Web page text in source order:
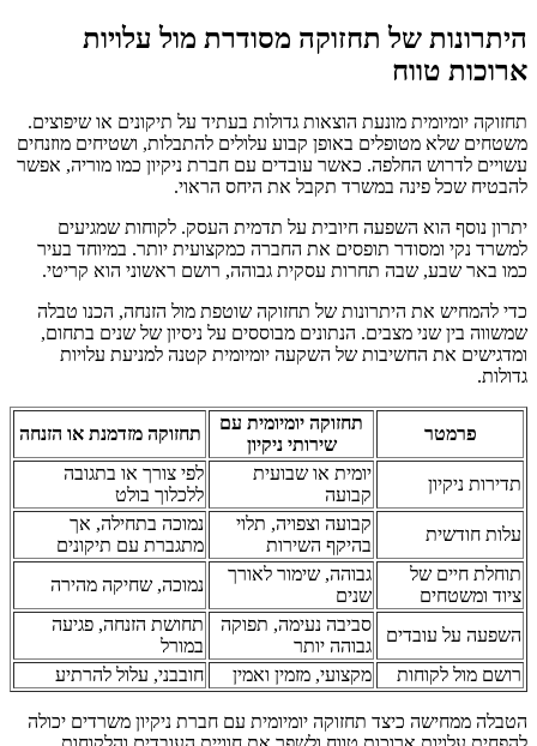
היתרונות של תחזוקה מסודרת מול עלויות
ארוכות טווח
תחזוקה יומיומית מונעת הוצאות גדולות בעתיד על תיקונים או שיפוצים.
משטחים שלא מטופלים באופן קבוע עלולים להתבלות, ושטיחים מוזנחים
עשויים לדרוש החלפה. כאשר עובדים עם חברת ניקיון כמו מוריה, אפשר
להבטיח שכל פינה במשרד תקבל את היחס הראוי.
יתרון נוסף הוא השפעה חיובית על תדמית העסק. לקוחות שמגיעים
למשרד נקי ומסודר תופסים את החברה כמקצועית יותר. במיוחד בעיר
כמו באר שבע, שבה תחרות עסקית גבוהה, רושם ראשוני הוא קריטי.
כדי להמחיש את היתרונות של תחזוקה שוטפת מול הזנחה, הכנו טבלה
שמשווה בין שני מצבים. הנתונים מבוססים על ניסיון של שנים בתחום,
ומדגישים את החשיבות של השקעה יומיומית קטנה למניעת עלויות
גדולות.
פרמטר
תחזוקה יומיומית עם
שירותי ניקיון
תחזוקה מזדמנת או הזנחה
תדירות ניקיון
יומית או שבועית
קבועה
לפי צורך או בתגובה
ללכלוך בולט
עלות חודשית
קבועה וצפויה, תלוי
בהיקף השירות
נמוכה בתחילה, אך
מתגברת עם תיקונים
תוחלת חיים של
ציוד ומשטחים
גבוהה, שימור לאורך
שנים
נמוכה, שחיקה מהירה
השפעה על עובדים
סביבה נעימה, תפוקה
גבוהה יותר
תחושת הזנחה, פגיעה
במורל
רושם מול לקוחות
מקצועי, מזמין ואמין חובבני, עלול להרתיע
הטבלה ממחישה כיצד תחזוקה יומיומית עם חברת ניקיון משרדים יכולה